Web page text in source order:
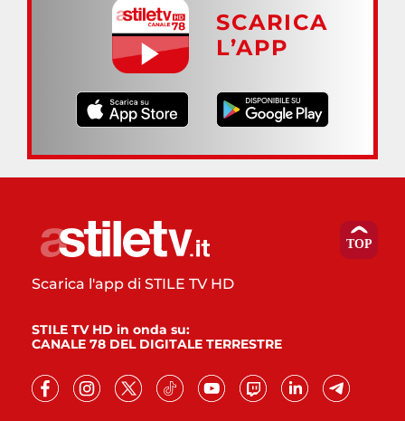
SCARICA
L’APP
Scarica l'app di STILE TV HD
STILE TV HD in onda su:
CANALE 78 DEL DIGITALE TERRESTRE